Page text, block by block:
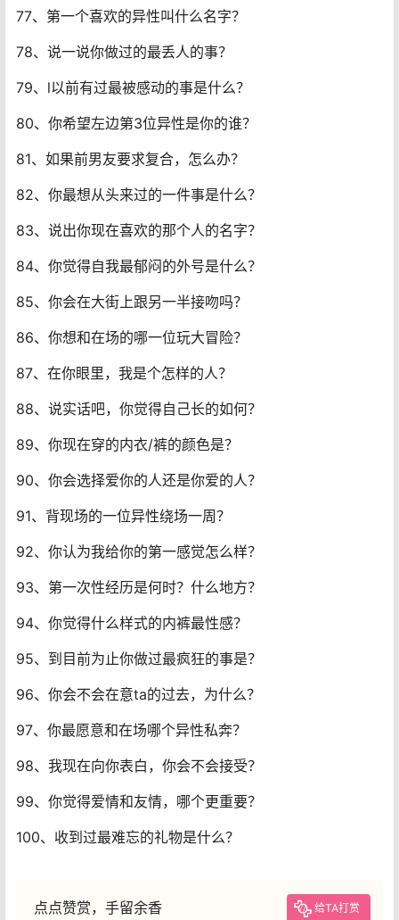
77、第一个喜欢的异性叫什么名字？
78、说一说你做过的最丢人的事？
79、l以前有过最被感动的事是什么？
80、你希望左边第3位异性是你的谁？
81、如果前男友要求复合，怎么办？
82、你最想从头来过的一件事是什么？
83、说出你现在喜欢的那个人的名字？
84、你觉得自我最郁闷的外号是什么？
85、你会在大街上跟另一半接吻吗？
86、你想和在场的哪一位玩大冒险？
87、在你眼里，我是个怎样的人？
88、说实话吧，你觉得自己长的如何？
89、你现在穿的内衣/裤的颜色是？
90、你会选择爱你的人还是你爱的人？
91、背现场的一位异性绕场一周？
92、你认为我给你的第一感觉怎么样？
93、第一次性经历是何时？什么地方？
94、你觉得什么样式的内裤最性感？
95、到目前为止你做过最疯狂的事是？
96、你会不会在意ta的过去，为什么？
97、你最愿意和在场哪个异性私奔？
98、我现在向你表白，你会不会接受？
99、你觉得爱情和友情，哪个更重要？
100、收到过最难忘的礼物是什么？
点点赞赏，手留余香 给TA打赏